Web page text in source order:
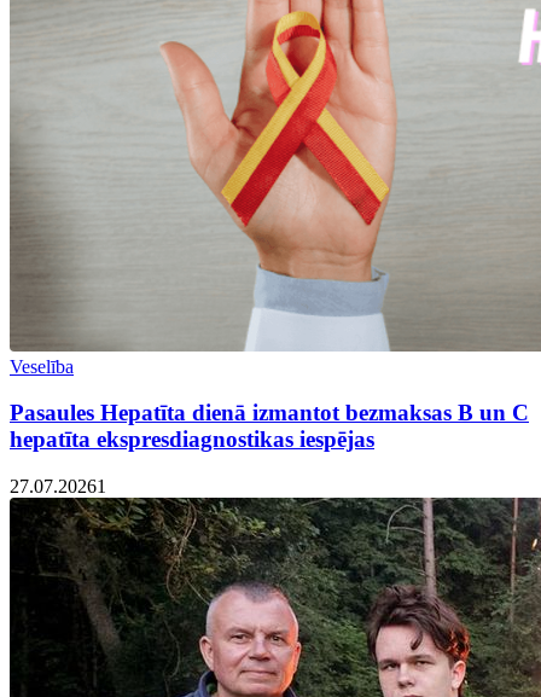
Veselība
Pasaules Hepatīta dienā izmantot bezmaksas B un C
hepatīta ekspresdiagnostikas iespējas
27.07.20261